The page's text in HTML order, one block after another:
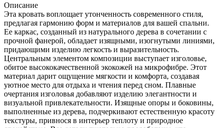
Описание
Эта кровать воплощает утонченность современного стиля,
предлагая гармонию форм и материалов для вашей спальни.
Ее каркас, созданный из натурального дерева в сочетании с
прочной фанерой, обладает изящными, изогнутыми линиями,
придающими изделию легкость и выразительность.
Центральным элементом композиции выступает изголовье,
обитое высококачественной экокожей на микрофибре. Этот
материал дарит ощущение мягкости и комфорта, создавая
уютное место для отдыха и чтения перед сном. Плавные
очертания изголовья добавляют изделию элегантности и
визуальной привлекательности. Изящные опоры и боковины,
выполненные из дерева, подчеркивают естественную красоту
текстуры, привнося в интерьер теплоту и природное